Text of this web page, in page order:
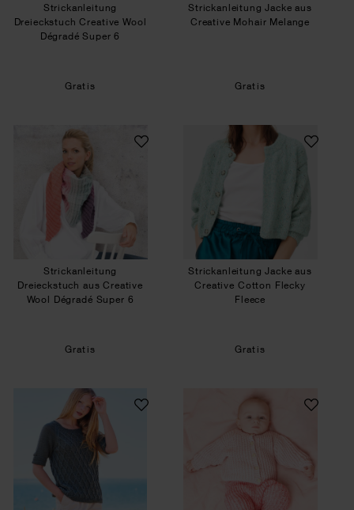
Strickanleitung
Dreieckstuch Creative Wool
Dégradé Super 6
Gratis
Strickanleitung Jacke aus
Creative Mohair Melange
Gratis
Strickanleitung Dreieckstuch aus Creative Wool
Strickanleitung
Dreieckstuch aus Creative
Wool Dégradé Super 6
Gratis
Strickanleitung
Strickanleitung Jacke aus
Creative Cotton Flecky
Fleece
Gratis
Strickanleitung Shirt aus Essentials Cotton dk
Strickanleitung